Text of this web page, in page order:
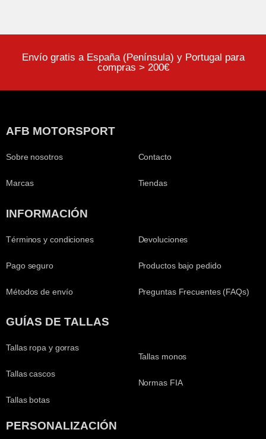
Envío gratis a España (Península) y Portugal para
compras > 200€
AFB MOTORSPORT
Sobre nosotros
Marcas
Contacto
Tiendas
INFORMACIÓN
Términos y condiciones
Pago seguro
Métodos de envío
Devoluciones
Productos bajo pedido
Preguntas Frecuentes (FAQs)
GUÍAS DE TALLAS
Tallas ropa y gorras
Tallas cascos
Tallas botas
Tallas monos
Normas FIA
PERSONALIZACIÓN